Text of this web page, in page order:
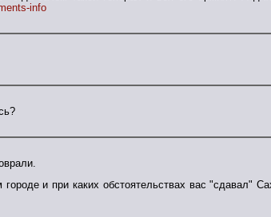
info
и при каких обстоятельствах вас "сдавал"